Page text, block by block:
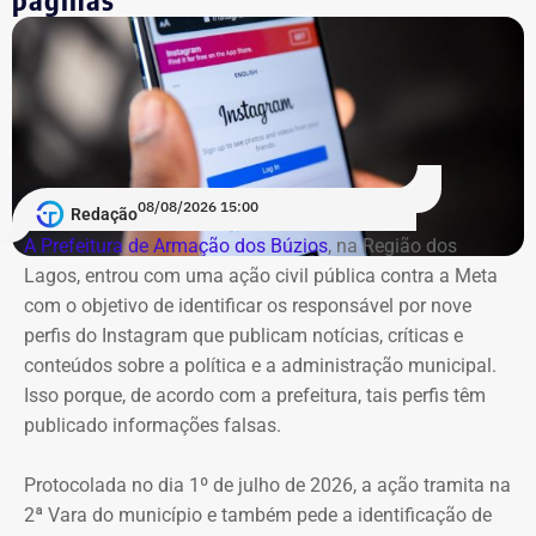
Redação08/08/2026 15:00
A Prefeitura de Armação dos Búzios, na Região dos
Lagos, entrou com uma ação civil pública contra a Meta
com o objetivo de identificar os responsável por nove
perfis do Instagram que publicam notícias, críticas e
conteúdos sobre a política e a administração municipal.
Isso porque, de acordo com a prefeitura, tais perfis têm
publicado informações falsas.
Protocolada no dia 1º de julho de 2026, a ação tramita na
2ª Vara do município e também pede a identificação de